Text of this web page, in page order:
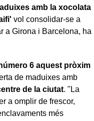
amb la xocolata
vol consolidar-se a
a Girona i Barcelona, ha
6 aquest pròxim
de maduixes amb
de la ciutat. "La
a omplir de frescor,
més